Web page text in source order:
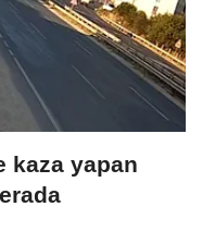
kaza yapan